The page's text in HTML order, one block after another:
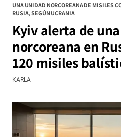
UNA UNIDAD NORCOREANA DE MISILES
RUSIA, SEGÚN UCRANIA
Kyiv alerta de
norcoreana en
120 misiles
KARLA